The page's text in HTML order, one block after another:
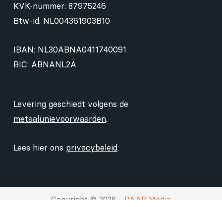
KVK-nummer: 87975246
Btw-id: NL004361903B10
IBAN: NL30ABNA0411740091
BIC: ABNANL2A
Levering geschiedt volgens de
metaalunievoorwaarden.
Lees hier ons privacybeleid.
Copyright © 2026 - RAAP Media